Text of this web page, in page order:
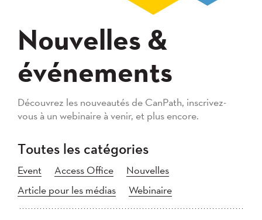
Nouvelles &
événements
Découvrez les nouveautés de CanPath, inscrivez-
vous à un webinaire à venir, et plus encore.
Toutes les catégories
Event Access Office
Nouvelles
Article pour les médias
Webinaire